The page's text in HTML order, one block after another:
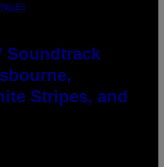
Soundtrack
Stripes, and